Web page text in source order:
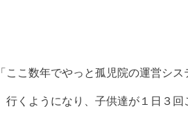
「ここ数年でやっと孤児院の運営シス
行くようになり、子供達が１日３回